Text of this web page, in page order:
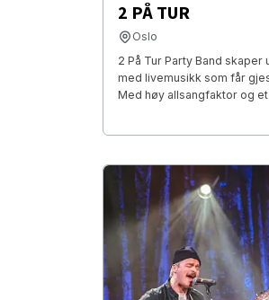
2 PÅ TUR
Oslo
2 På Tur Party Band
med livemusikk som får
Med høy allsangfaktor og